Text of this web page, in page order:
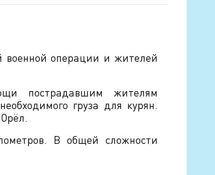
военной операции и жителей
пострадавшим жителям
груза для курян.
В общей сложности